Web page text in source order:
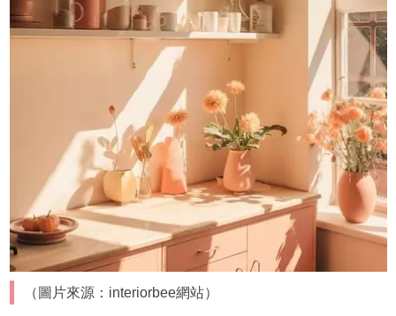
（圖片來源：interiorbee網站）